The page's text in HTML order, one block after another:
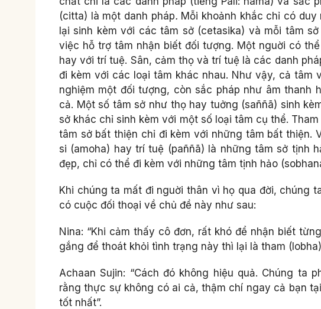
(citta) là một danh pháp. Mỗi khoảnh khắc chỉ có
lại sinh kèm với các tâm sở (cetasika) và mỗi tâm
việc hỗ trợ tâm nhận biết đối tượng. Một nguời có
hay với trí tuệ. Sân, cảm thọ và trí tuệ là các danh
đi kèm với các loại tâm khác nhau. Như vậy, cả tâm
nghiệm một đối tượng, còn sắc pháp như âm thanh
cả. Một số tâm sở như thọ hay tuởng (saññā) sinh
sở khác chỉ sinh kèm với một số loại tâm cụ thể.
tâm sở bất thiện chỉ đi kèm với những tâm bất thiện.
si (amoha) hay trí tuệ (paññā) là những tâm sở tịnh
đẹp, chỉ có thể đi kèm với những tâm tịnh hảo
Khi chúng ta mất đi nguời thân vì họ qua đời, chúng
có cuộc đối thoại về chủ đề này như sau:
Nina: “Khi cảm thấy cô đơn, rất khó để nhận biết
gắng để thoát khỏi tình trạng này thì lại là tham
Achaan Sujin: “Cách đó không hiệu quả. Chúng ta
rằng thực sự không có ai cả, thậm chí ngay cả bạn
tốt nhất”.